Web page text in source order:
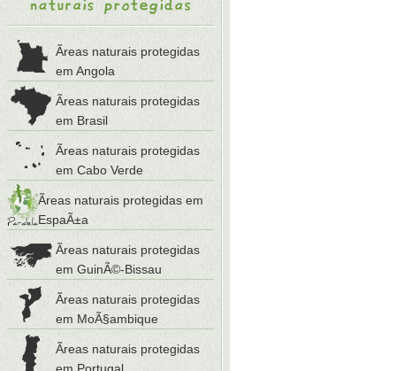
Ãreas naturais protegidas
em Angola
Ãreas naturais protegidas
em Brasil
Ãreas naturais protegidas
em Cabo Verde
Ãreas naturais protegidas em
EspaÃ±a
Ãreas naturais protegidas
em GuinÃ©-Bissau
Ãreas naturais protegidas
em MoÃ§ambique
Ãreas naturais protegidas